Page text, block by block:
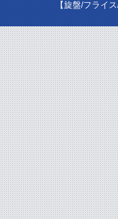
【旋盤/フライ